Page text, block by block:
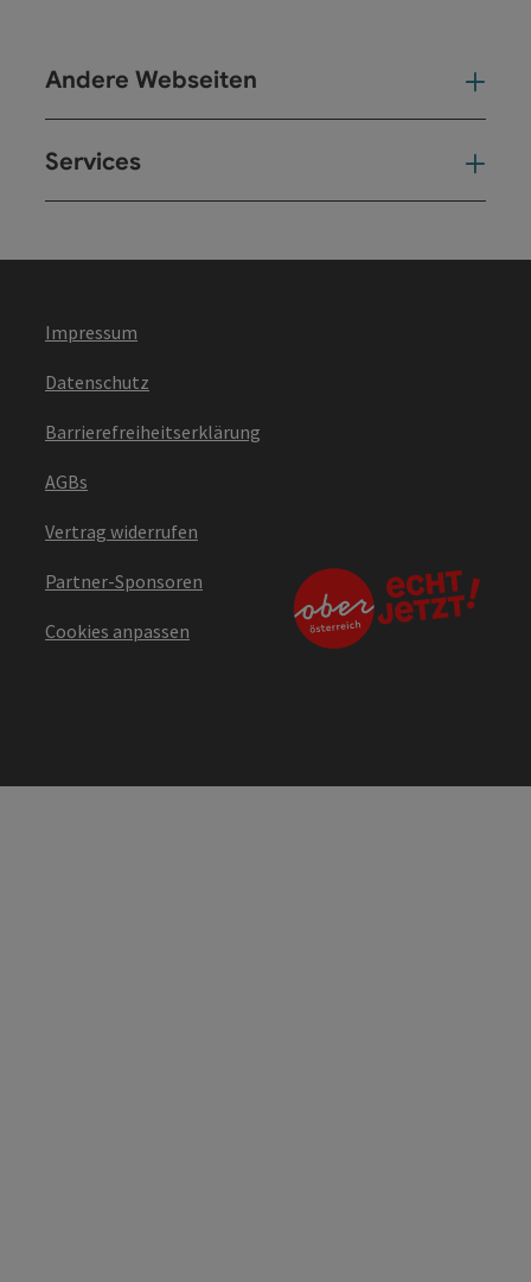
Andere Webseiten
Services
Impressum
Datenschutz
Barrierefreiheitserklärung
AGBs
Vertrag widerrufen
Partner-Sponsoren
Cookies anpassen